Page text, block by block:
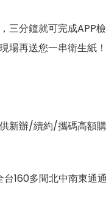
三分鐘就可完成APP
場再送您一串衛生紙！
新辦/續約/攜碼高額
160多間北中南東